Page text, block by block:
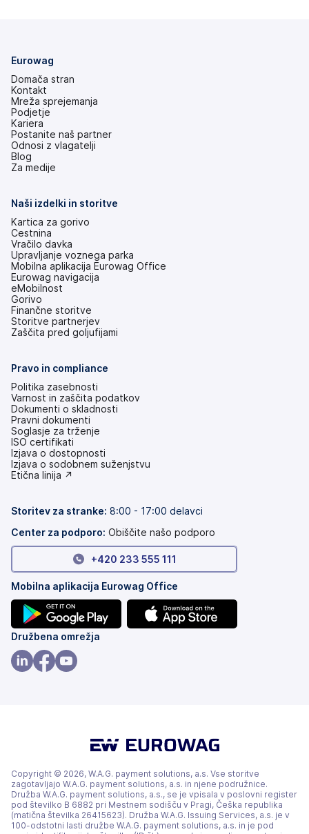
Eurowag
Domača stran
Kontakt
Mreža sprejemanja
Podjetje
Kariera
Postanite naš partner
Odnosi z vlagatelji
(odpre
se
zavihku)
Blog
Za medije
Naši izdelki in storitve
Kartica za gorivo
Cestnina
Vračilo davka
Upravljanje voznega parka
Mobilna aplikacija Eurowag Office
Eurowag navigacija
eMobilnost
Gorivo
Finančne storitve
Storitve partnerjev
Zaščita pred goljufijami
Pravo in compliance
Politika zasebnosti
Varnost in zaščita podatkov
Dokumenti o skladnosti
Pravni dokumenti
Soglasje za trženje
ISO certifikati
Izjava o dostopnosti
(odpre
se
zavihku)
Izjava o sodobnem suženjstvu
(odpre
novem
Etična linija ↗
Storitev za stranke: 8:00 - 17:00 delavci
Center za podporo: Obiščite našo podporo
+420 233 555 111
Mobilna aplikacija Eurowag Office
(odpre
se
v
Družbena omrežja
zavihku)
Copyright © 2026, W.A.G. payment solutions, a.s. Vse storitve
zagotavljajo W.A.G. payment solutions, a.s. in njene podružnice.
Družba W.A.G. payment solutions, a.s., se je vpisala v poslovni register
pod številko B 6882 pri Mestnem sodišču v Pragi, Češka republika
(matična številka 26415623). Družba W.A.G. Issuing Services, a.s. je v
100-odstotni lasti družbe W.A.G. payment solutions, a.s. in je pod